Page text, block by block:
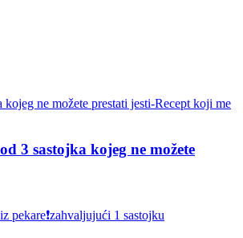
3 sastojka kojeg ne možete